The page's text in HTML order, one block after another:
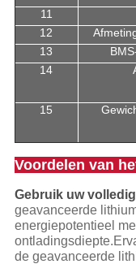
11
12
13
14
15
Voordelen van
Gebruik uw
geavanceerde
energiepotentieel
de geavanceerde